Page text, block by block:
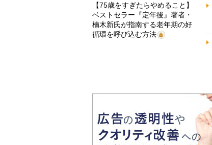
【75歳をすぎたらやめること】
ベストセラー『定年後』著者・
楠木新氏が指南する老年期の好
循環を呼び込む方法